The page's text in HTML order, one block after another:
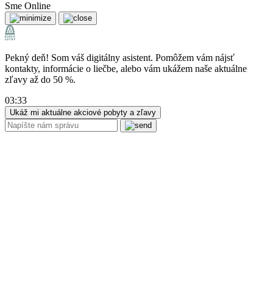
Sme Online
Pekný deň! Som váš digitálny asistent. Pomôžem vám nájsť
kontakty, informácie o liečbe, alebo vám ukážem naše aktuálne
zľavy až do 50 %.
03:33
Ukáž mi aktuálne akciové pobyty a zľavy